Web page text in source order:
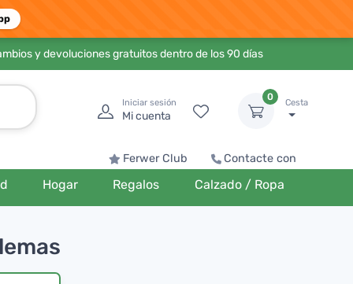
y devoluciones gratuitos dentro de los 90 días
Iniciar sesión
Mi cuenta
0
Cesta
Ferwer Club Contacte con
Hogar Regalos Calzado / Ropa